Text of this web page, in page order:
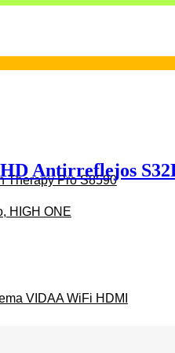
HIGH ONE
Therapy Pro S8590
VIDAA WiFi HDMI
Antirreflejos